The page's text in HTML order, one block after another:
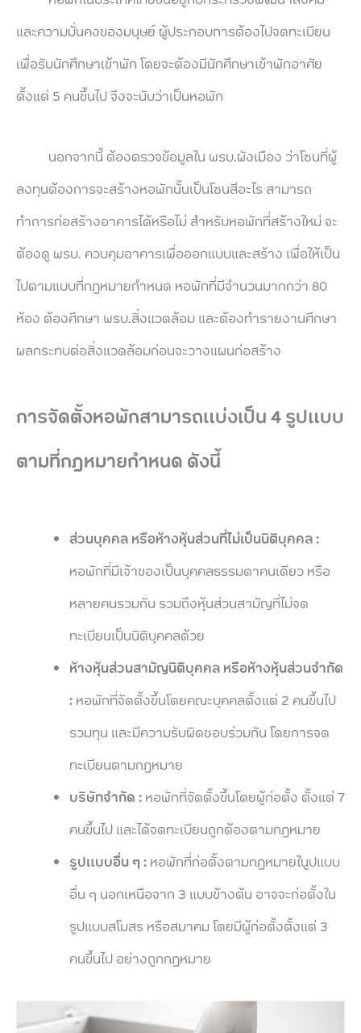
และความมั่นคงของมนุษย์ ผู้ประกอบการต้องไปจดทะเบียน
เพื่อรับนักศึกษาเข้าพัก โดยจะต้องมีนักศึกษาเข้าพักอาศัย
ตั้งแต่ 5 คนขึ้นไป จึงจะนับว่าเป็นหอพัก
นอกจากนี้ ต้องตรวจข้อมูลใน พรบ.ผังเมือง ว่าโซนที่ผู้
ลงทุนต้องการจะสร้างหอพักนั้นเป็นโซนสีอะไร สามารถ
ทำการก่อสร้างอาคารได้หรือไม่ สำหรับหอพักที่สร้างใหม่ จะ
ต้องดู พรบ. ควบคุมอาคารเพื่อออกแบบและสร้าง เพื่อให้เป็น
ไปตามแบบที่กฎหมายกำหนด หอพักที่มีจำนวนมากกว่า 80
ห้อง ต้องศึกษา พรบ.สิ่งแวดล้อม และต้องทำรายงานศึกษา
ผลกระทบต่อสิ่งแวดล้อมก่อนจะวางแผนก่อสร้าง
การจัดตั้งหอพักสามารถแบ่งเป็น 4 รูปแบบ
ตามที่กฎหมายกำหนด ดังนี้
ส่วนบุคคล หรือห้างหุ้นส่วนที่ไม่เป็นนิติบุคคล :
หอพักที่มีเจ้าของเป็นบุคคลธรรมดาคนเดียว หรือ
หลายคนรวมกัน รวมถึงหุ้นส่วนสามัญที่ไม่จด
ทะเบียนเป็นนิติบุคคลด้วย
ห้างหุ้นส่วนสามัญนิติบุคคล หรือห้างหุ้นส่วนจำกัด
: หอพักที่จัดตั้งขึ้นโดยคณะบุคคลตั้งแต่ 2 คนขึ้นไป
รวมทุน และมีความรับผิดชอบร่วมกัน โดยการจด
ทะเบียนตามกฎหมาย
บริษัทจำกัด : หอพักที่จัดตั้งขึ้นโดยผู้ก่อตั้ง ตั้งแต่ 7
คนขึ้นไป และได้จดทะเบียนถูกต้องตามกฎหมาย
รูปแบบอื่น ๆ : หอพักที่ก่อตั้งตามกฎหมายในูปแบบ
อื่น ๆ นอกเหนือจาก 3 แบบข้างต้น อาจจะก่อตั้งใน
รูปแบบสโมสร หรือสมาคม โดยมีผู้ก่อตั้งตั้งแต่ 3
คนขึ้นไป อย่างถูกกฎหมาย